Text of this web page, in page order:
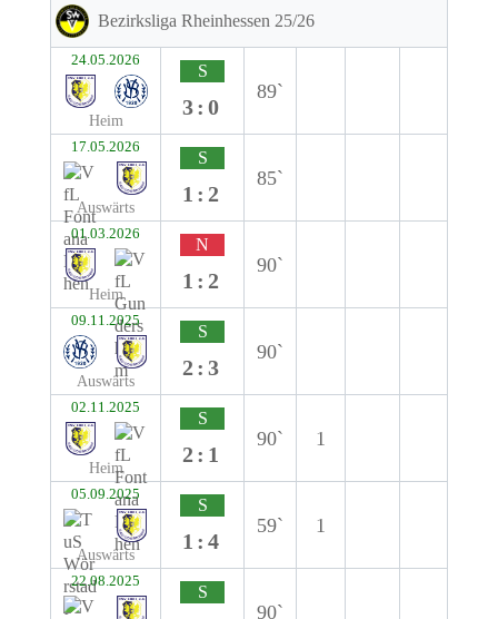
Bezirksliga Rheinhessen 25/26
24.05.2026
Heim
S
3:0
89`
17.05.2026
Auswärts
S
1:2
85`
01.03.2026
Heim
N
1:2
90`
09.11.2025
Auswärts
S
2:3
90`
02.11.2025
Heim
S
2:1
90` 1
05.09.2025
Auswärts
S
1:4
59` 1
22.08.2025
S
90`